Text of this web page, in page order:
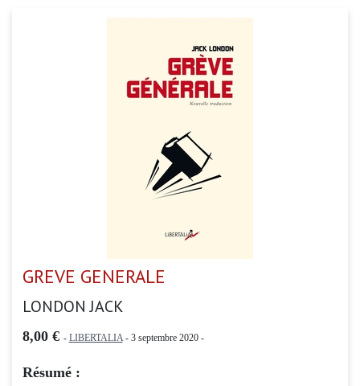
GREVE GENERALE
LONDON JACK
8,00 € - LIBERTALIA- 3 septembre 2020 -
Résumé :